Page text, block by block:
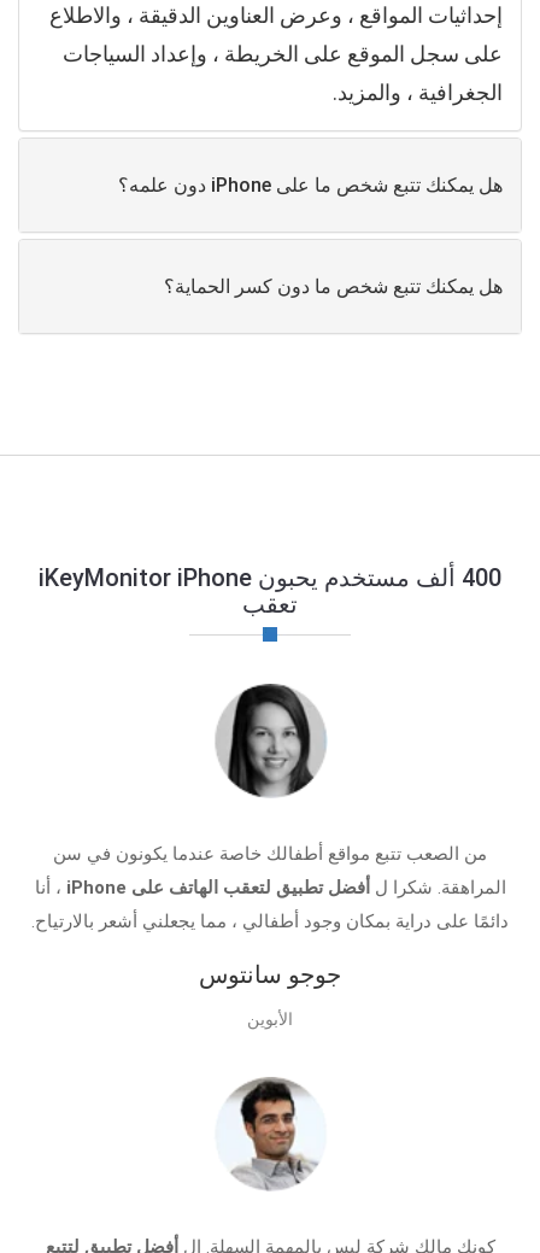
إحداثيات المواقع ، وعرض العناوين الدقيقة ، والاطلاع
على سجل الموقع على الخريطة ، وإعداد السياجات
الجغرافية ، والمزيد.
هل يمكنك تتبع شخص ما على iPhone دون علمه؟
هل يمكنك تتبع شخص ما دون كسر الحماية؟
400 ألف مستخدم يحبون iKeyMonitor iPhone
تعقب
من الصعب تتبع مواقع أطفالك خاصة عندما يكونون في سن
المراهقة. شكرا ل أفضل تطبيق لتعقب الهاتف على iPhone
، أنا
دائمًا على دراية بمكان وجود أطفالي ، مما يجعلني أشعر بالارتياح.
جوجو سانتوس
الأبوين
كونك مالك شركة ليس بالمهمة السهلة. ال أفضل تطبيق لتتبع